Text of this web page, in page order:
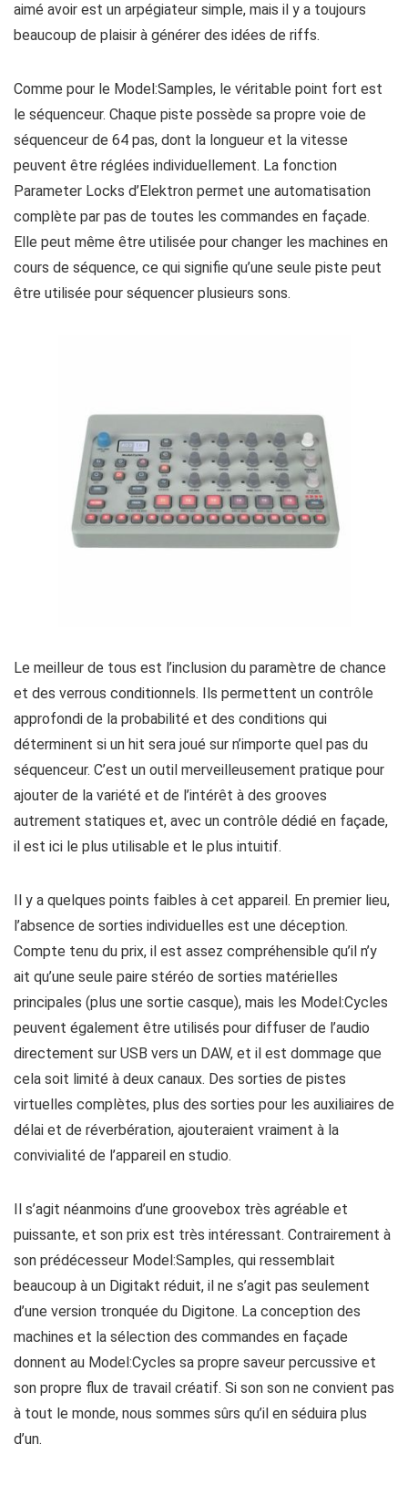
aimé avoir est un arpégiateur simple, mais il y a toujours
beaucoup de plaisir à générer des idées de riffs.
Comme pour le Model:Samples, le véritable point fort est
le séquenceur. Chaque piste possède sa propre voie de
séquenceur de 64 pas, dont la longueur et la vitesse
peuvent être réglées individuellement. La fonction
Parameter Locks d’Elektron permet une automatisation
complète par pas de toutes les commandes en façade.
Elle peut même être utilisée pour changer les machines en
cours de séquence, ce qui signifie qu’une seule piste peut
être utilisée pour séquencer plusieurs sons.
Le meilleur de tous est l’inclusion du paramètre de chance
et des verrous conditionnels. Ils permettent un contrôle
approfondi de la probabilité et des conditions qui
déterminent si un hit sera joué sur n’importe quel pas du
séquenceur. C’est un outil merveilleusement pratique pour
ajouter de la variété et de l’intérêt à des grooves
autrement statiques et, avec un contrôle dédié en façade,
il est ici le plus utilisable et le plus intuitif.
Il y a quelques points faibles à cet appareil. En premier lieu,
l’absence de sorties individuelles est une déception.
Compte tenu du prix, il est assez compréhensible qu’il n’y
ait qu’une seule paire stéréo de sorties matérielles
principales (plus une sortie casque), mais les Model:Cycles
peuvent également être utilisés pour diffuser de l’audio
directement sur USB vers un DAW, et il est dommage que
cela soit limité à deux canaux. Des sorties de pistes
virtuelles complètes, plus des sorties pour les auxiliaires de
délai et de réverbération, ajouteraient vraiment à la
convivialité de l’appareil en studio.
Il s’agit néanmoins d’une groovebox très agréable et
puissante, et son prix est très intéressant. Contrairement à
son prédécesseur Model:Samples, qui ressemblait
beaucoup à un Digitakt réduit, il ne s’agit pas seulement
d’une version tronquée du Digitone. La conception des
machines et la sélection des commandes en façade
donnent au Model:Cycles sa propre saveur percussive et
son propre flux de travail créatif. Si son son ne convient pas
à tout le monde, nous sommes sûrs qu’il en séduira plus
d’un.